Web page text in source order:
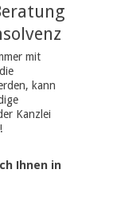
mit
kann
Kanzlei
Ihnen in